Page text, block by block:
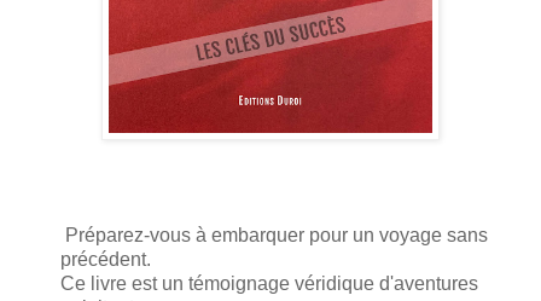
Préparez-vous à embarquer pour un voyage sans
précédent.
Ce livre est un témoignage véridique d'aventures